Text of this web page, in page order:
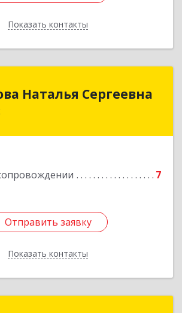
Показать контакты
Назад
Наталья Сергеевна
7
Отправить заявку
Показать контакты
Отправить заявку
Назад